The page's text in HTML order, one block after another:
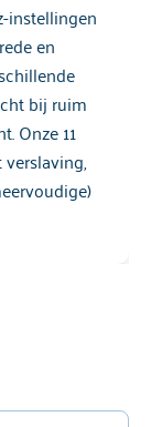
instellingen
en
bij ruim
Onze 11